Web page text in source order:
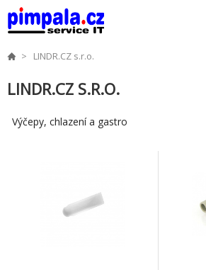
LINDR.CZ s.r.o.
LINDR.CZ S.R.O.
Výčepy, chlazení a gastro